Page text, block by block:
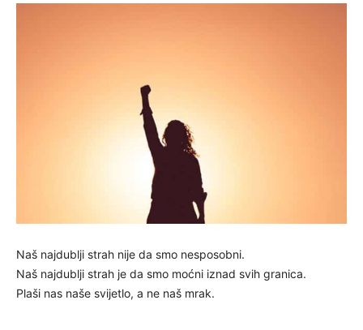
Naš najdublji strah nije da smo nesposobni.
Naš najdublji strah je da smo moćni iznad svih granica.
Plaši nas naše svijetlo, a ne naš mrak.